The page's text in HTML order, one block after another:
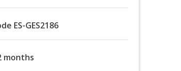
ES-GES2186
months